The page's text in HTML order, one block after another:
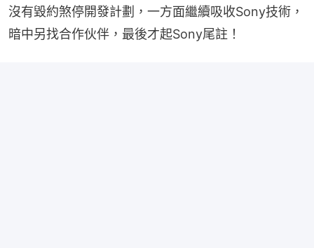
沒有毀約煞停開發計劃，一方面繼續吸收Sony技術，
暗中另找合作伙伴，最後才起Sony尾註！